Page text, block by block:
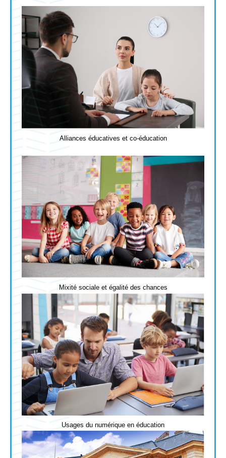
Alliances éducatives et co-éducation
Mixité sociale et égalité des chances
Usages du numérique en éducation